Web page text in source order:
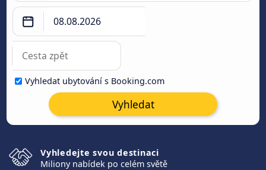
Vyhledat ubytování s Booking.com
Vyhledat
Vyhledejte svou destinaci
Miliony nabídek po celém světě